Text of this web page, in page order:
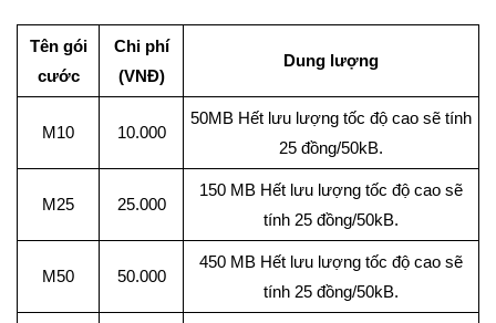
Tên gói
cước
Chi phí
(VNĐ)
Dung lượng
M10 10.000
50MB Hết lưu lượng tốc độ cao sẽ tính
25 đồng/50kB.
M25 25.000
150 MB Hết lưu lượng tốc độ cao sẽ
tính 25 đồng/50kB.
M50 50.000
450 MB Hết lưu lượng tốc độ cao sẽ
tính 25 đồng/50kB.